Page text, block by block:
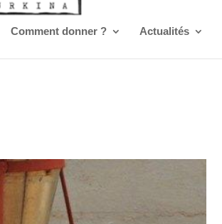
Comment donner ? Actualités